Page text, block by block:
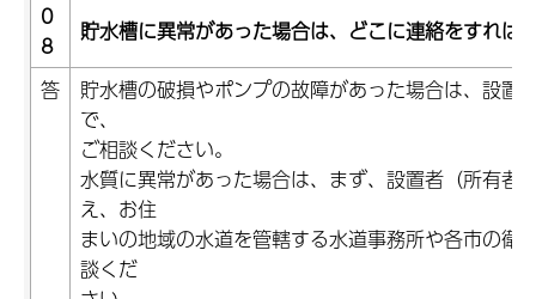
0
8
貯水槽に異常があった場合は、どこに連絡をすれば
答
貯水槽の破損やポンプの故障があった場合は、設置
で、
ご相談ください。
水質に異常があった場合は、まず、設置者（所有者
え、お住
まいの地域の水道を管轄する水道事務所や各市の衛
談くだ